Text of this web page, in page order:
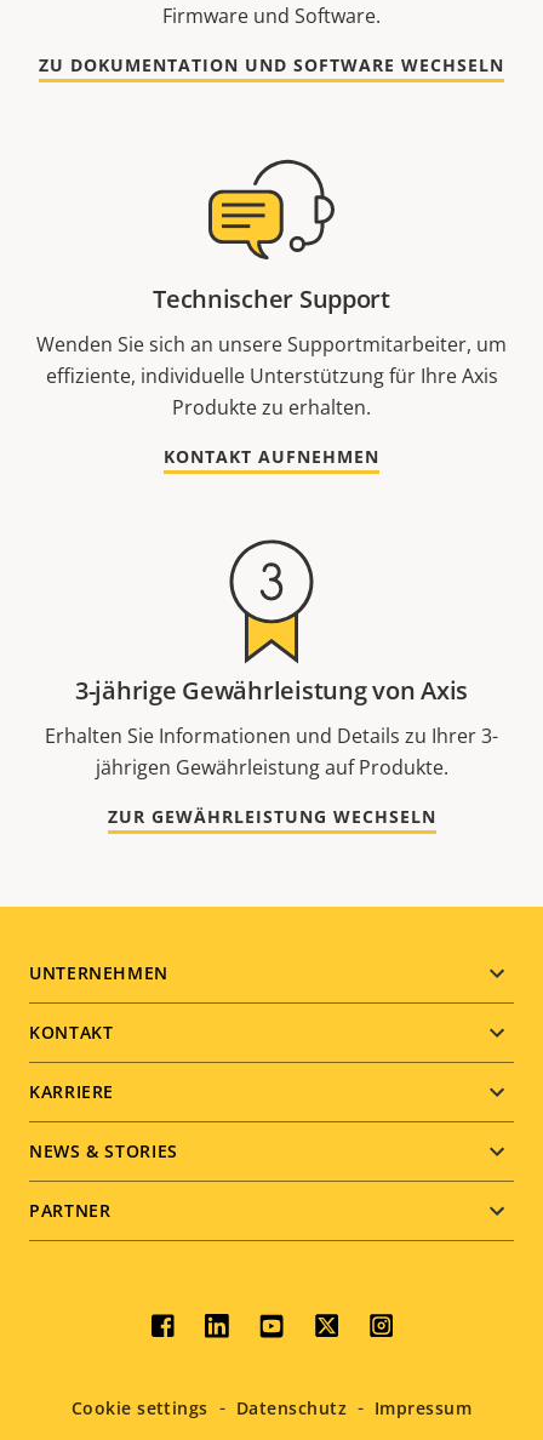
Firmware und Software.
ZU DOKUMENTATION UND SOFTWARE WECHSELN
Technischer Support
Wenden Sie sich an unsere Supportmitarbeiter, um
effiziente, individuelle Unterstützung für Ihre Axis
Produkte zu erhalten.
KONTAKT AUFNEHMEN
3-jährige Gewährleistung von Axis
Erhalten Sie Informationen und Details zu Ihrer 3-
jährigen Gewährleistung auf Produkte.
ZUR GEWÄHRLEISTUNG WECHSELN
Footer
menu
UNTERNEHMEN
KONTAKT
KARRIERE
NEWS & STORIES
PARTNER
Social
menu
Cookie settings Datenschutz
Impressum